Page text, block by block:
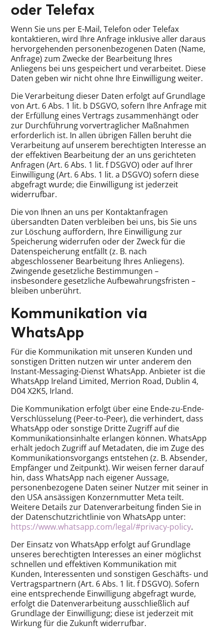
oder Telefax
Wenn Sie uns per E-Mail, Telefon oder Telefax
kontaktieren, wird Ihre Anfrage inklusive aller daraus
hervorgehenden personenbezogenen Daten (Name,
Anfrage) zum Zwecke der Bearbeitung Ihres
Anliegens bei uns gespeichert und verarbeitet. Diese
Daten geben wir nicht ohne Ihre Einwilligung weiter.
Die Verarbeitung dieser Daten erfolgt auf Grundlage
von Art. 6 Abs. 1 lit. b DSGVO, sofern Ihre Anfrage mit
der Erfüllung eines Vertrags zusammenhängt oder
zur Durchführung vorvertraglicher Maßnahmen
erforderlich ist. In allen übrigen Fällen beruht die
Verarbeitung auf unserem berechtigten Interesse an
der effektiven Bearbeitung der an uns gerichteten
Anfragen (Art. 6 Abs. 1 lit. f DSGVO) oder auf Ihrer
Einwilligung (Art. 6 Abs. 1 lit. a DSGVO) sofern diese
abgefragt wurde; die Einwilligung ist jederzeit
widerrufbar.
Die von Ihnen an uns per Kontaktanfragen
übersandten Daten verbleiben bei uns, bis Sie uns
zur Löschung auffordern, Ihre Einwilligung zur
Speicherung widerrufen oder der Zweck für die
Datenspeicherung entfällt (z. B. nach
abgeschlossener Bearbeitung Ihres Anliegens).
Zwingende gesetzliche Bestimmungen –
insbesondere gesetzliche Aufbewahrungsfristen –
bleiben unberührt.
Kommunikation via
WhatsApp
Für die Kommunikation mit unseren Kunden und
sonstigen Dritten nutzen wir unter anderem den
Instant-Messaging-Dienst WhatsApp. Anbieter ist die
WhatsApp Ireland Limited, Merrion Road, Dublin 4,
D04 X2K5, Irland.
Die Kommunikation erfolgt über eine Ende-zu-Ende-
Verschlüsselung (Peer-to-Peer), die verhindert, dass
WhatsApp oder sonstige Dritte Zugriff auf die
Kommunikationsinhalte erlangen können. WhatsApp
erhält jedoch Zugriff auf Metadaten, die im Zuge des
Kommunikationsvorgangs entstehen (z. B. Absender,
Empfänger und Zeitpunkt). Wir weisen ferner darauf
hin, dass WhatsApp nach eigener Aussage,
personenbezogene Daten seiner Nutzer mit seiner in
den USA ansässigen Konzernmutter Meta teilt.
Weitere Details zur Datenverarbeitung finden Sie in
der Datenschutzrichtlinie von WhatsApp unter:
https://www.whatsapp.com/legal/#privacy-policy.
Der Einsatz von WhatsApp erfolgt auf Grundlage
unseres berechtigten Interesses an einer möglichst
schnellen und effektiven Kommunikation mit
Kunden, Interessenten und sonstigen Geschäfts- und
Vertragspartnern (Art. 6 Abs. 1 lit. f DSGVO). Sofern
eine entsprechende Einwilligung abgefragt wurde,
erfolgt die Datenverarbeitung ausschließlich auf
Grundlage der Einwilligung; diese ist jederzeit mit
Wirkung für die Zukunft widerrufbar.